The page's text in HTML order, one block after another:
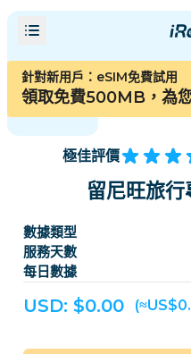
針對新用戶：eSIM免費試用
領取免費500MB，為
極佳評價
留尼旺旅
數據類型
服務天數
每日數據
USD: $0.00